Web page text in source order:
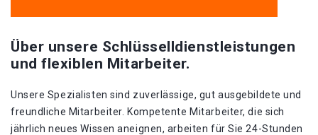
Über unsere Schlüsselldienstleistungen
und flexiblen Mitarbeiter.
Unsere Spezialisten sind zuverlässige, gut ausgebildete und
freundliche Mitarbeiter. Kompetente Mitarbeiter, die sich
jährlich neues Wissen aneignen, arbeiten für Sie 24-Stunden